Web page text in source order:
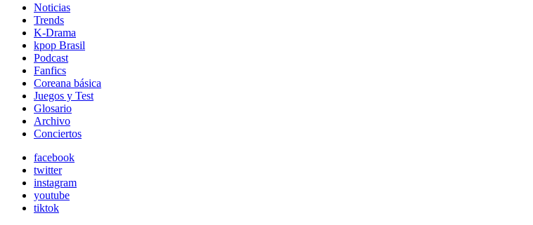
Noticias
Trends
K-Drama
kpop Brasil
Podcast
Fanfics
Coreana básica
Juegos y Test
Glosario
Archivo
Conciertos
facebook
twitter
instagram
youtube
tiktok